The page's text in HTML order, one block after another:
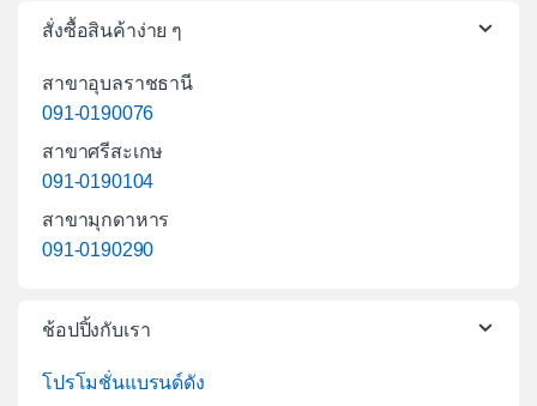
สั่งซื้อสินค้าง่าย ๆ
สาขาอุบลราชธานี
091-0190076
สาขาศรีสะเกษ
091-0190104
สาขามุกดาหาร
091-0190290
ช้อปปิ้งกับเรา
โปรโมชั่นแบรนด์ดัง